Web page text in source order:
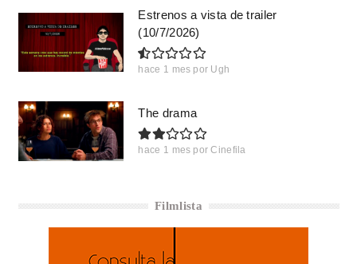
Estrenos a vista de trailer
(10/7/2026)
hace 1 mes por Ugh
The drama
hace 1 mes por Cinefila
Filmlista